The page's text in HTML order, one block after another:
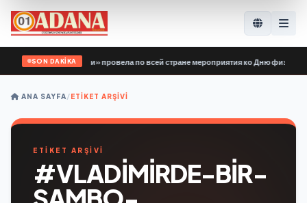
SON DAKİKA
Единой России» провела по всей стране мероприятия ко Дню
ANA SAYFA/ETIKET ARŞIVI
ETİKET ARŞİVİ
#VLADIMIRDE-BIR-